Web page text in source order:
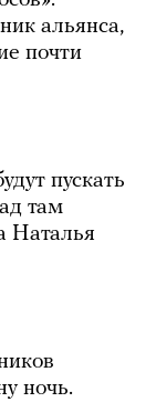
альянса,
почти
пускать
там
Наталья
ночь.